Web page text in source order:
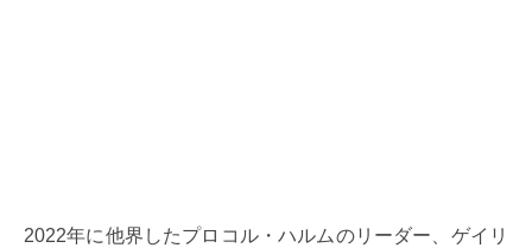
2022年に他界したプロコル・ハルムのリーダー、ゲイリ